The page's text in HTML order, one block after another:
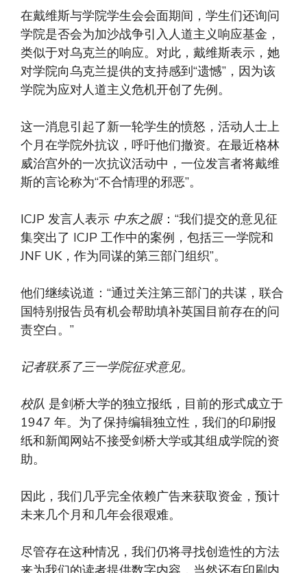
在戴维斯与学院学生会会面期间，学生们还询问
学院是否会为加沙战争引入人道主义响应基金，
类似于对乌克兰的响应。对此，戴维斯表示，她
对学院向乌克兰提供的支持感到“遗憾”，因为该
学院为应对人道主义危机开创了先例。
这一消息引起了新一轮学生的愤怒，活动人士上
个月在学院外抗议，呼吁他们撤资。在最近格林
威治宫外的一次抗议活动中，一位发言者将戴维
斯的言论称为“不合情理的邪恶”。
ICJP 发言人表示 中东之眼：“我们提交的意见征
集突出了 ICJP 工作中的案例，包括三一学院和
JNF UK，作为同谋的第三部门组织”。
他们继续说道：“通过关注第三部门的共谋，联合
国特别报告员有机会帮助填补英国目前存在的问
责空白。”
记者联系了三一学院征求意见。
校队 是剑桥大学的独立报纸，目前的形式成立于
1947 年。为了保持编辑独立性，我们的印刷报
纸和新闻网站不接受剑桥大学或其组成学院的资
助。
因此，我们几乎完全依赖广告来获取资金，预计
未来几个月和几年会很艰难。
尽管存在这种情况，我们仍将寻找创造性的方法